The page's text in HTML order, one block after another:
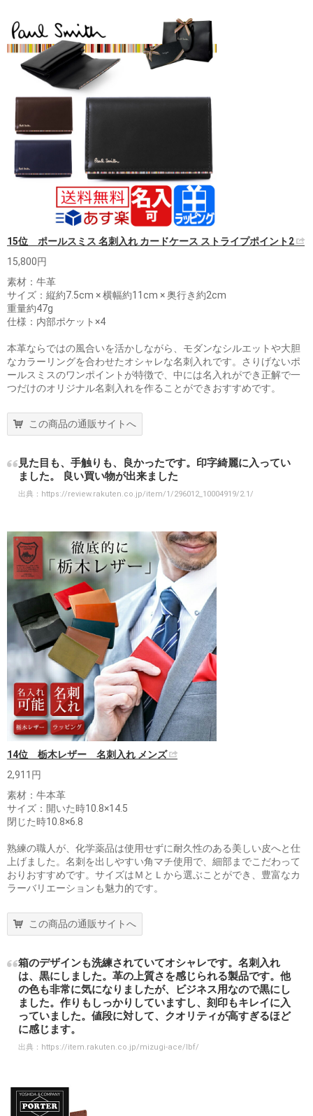
15位 ポールスミス 名刺入れ カードケース ストライプポイント2
15,800円
素材：牛革
サイズ：縦約7.5cm × 横幅約11cm × 奥行き約2cm
重量約47g
仕様：内部ポケット×4
本革ならではの風合いを活かしながら、モダンなシルエットや大胆
なカラーリングを合わせたオシャレな名刺入れです。さりげないポ
ールスミスのワンポイントが特徴で、中には名入れができ正解で一
つだけのオリジナル名刺入れを作ることができおすすめです。
この商品の通販サイトへ
見た目も、手触りも、良かったです。印字綺麗に入ってい
ました。 良い買い物が出来ました
出典： https://review.rakuten.co.jp/item/1/296012_10004919/2.1/
14位 栃木レザー 名刺入れ メンズ
2,911円
素材：牛本革
サイズ：開いた時10.8×14.5
閉じた時10.8×6.8
熟練の職人が、化学薬品は使用せずに耐久性のある美しい皮へと仕
上げました。名刺を出しやすい角マチ使用で、細部までこだわって
おりおすすめです。サイズはＭとＬから選ぶことができ、豊富なカ
ラーバリエーションも魅力的です。
この商品の通販サイトへ
箱のデザインも洗練されていてオシャレです。名刺入れ
は、黒にしました。革の上質さを感じられる製品です。他
の色も非常に気になりましたが、ビジネス用なので黒にし
ました。作りもしっかりしていますし、刻印もキレイに入
っていました。値段に対して、クオリティが高すぎるほど
に感じます。
出典： https://item.rakuten.co.jp/mizugi-ace/lbf/